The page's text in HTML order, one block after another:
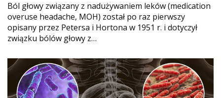
Ból głowy związany z nadużywaniem leków (medication
overuse headache, MOH) został po raz pierwszy
opisany przez Petersa i Hortona w 1951 r. i dotyczył
związku bólów głowy z…